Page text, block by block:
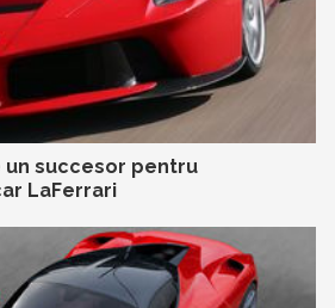
succesor pentru
LaFerrari